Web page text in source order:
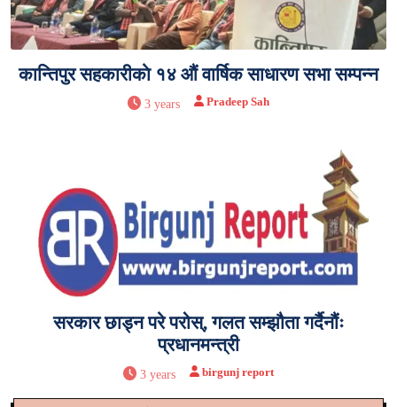
कान्तिपुर सहकारीकाे १४ औं वार्षिक साधारण सभा सम्पन्न
3 years Pradeep Sah
सरकार छाड्न परे परोस्, गलत सम्झौता गर्दैनौंः
प्रधानमन्त्री
3 years birgunj report